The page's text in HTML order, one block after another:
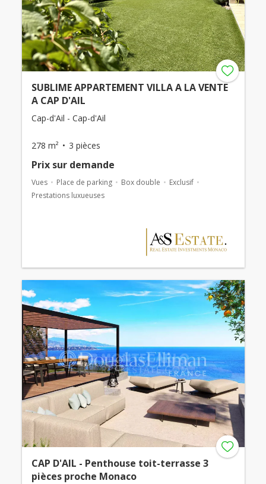
SUBLIME APPARTEMENT VILLA A LA VENTE
A CAP D'AIL
Cap-d'Ail - Cap-d'Ail
278 m² 3 pièces
Prix ​​sur demande
Vues Place de parking Box double
Exclusif
Prestations luxueuses
CAP D'AIL - Penthouse toit-terrasse 3
pièces proche Monaco